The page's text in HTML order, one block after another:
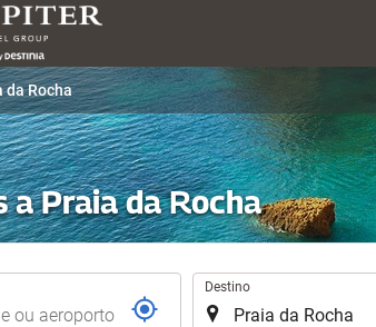
da Rocha
a Praia da Rocha
Destino